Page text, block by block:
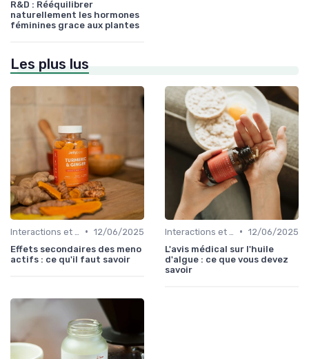
R&D : Rééquilibrer
naturellement les hormones
féminines grace aux plantes
Les plus lus
• 12/06/2025
Effets secondaires des meno
actifs : ce qu'il faut savoir
• 12/06/2025
L'avis médical sur l'huile
d'algue : ce que vous devez
savoir